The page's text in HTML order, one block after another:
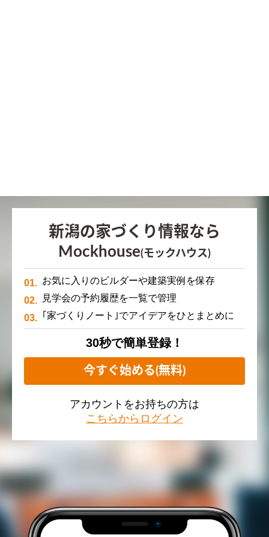
新潟の家づくり情報なら
Mockhouse(モックハウス)
お気に入りのビルダーや建築実例を保存
見学会の予約履歴を一覧で管理
｢家づくりノート｣でアイデアをひとまとめに
30秒で簡単登録！
今すぐ始める(無料)
アカウントをお持ちの方は
こちらからログイン